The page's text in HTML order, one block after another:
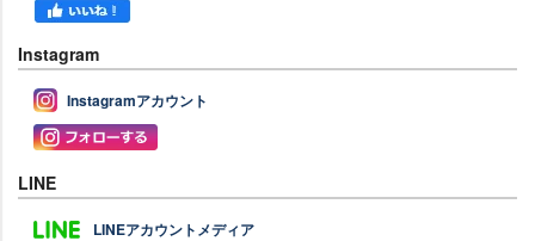
Instagram
Instagramアカウント
LINE
LINEアカウントメディア